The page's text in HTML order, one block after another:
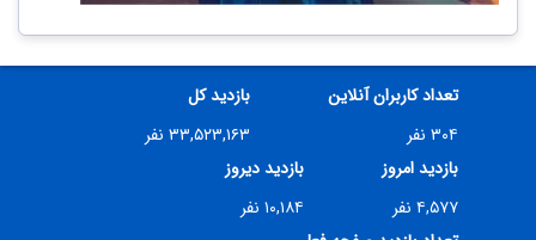
تعداد کاربران آنلاین
۳۰۴ نفر
بازدید کل
۳۳,۵۲۳,۱۶۳ نفر
بازدید امروز
۴,۵۷۷ نفر
بازدید دیروز
۱۰,۱۸۴ نفر